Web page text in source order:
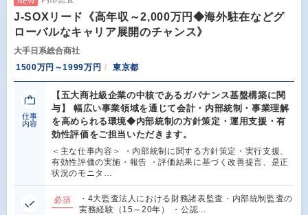
J-SOXリード《高年収～2,000万円◆海外駐在などグ
ローバルなキャリア展開のチャンス》
大手日系総合商社
1500万円～1999万円
東京都
仕事
内容
【五大商社級企業の中核であるガバナンス基盤構築に関
与】 幅広い事業領域を通じて会計・内部統制・事業理解
を高められる環境◆内部統制の方針策定・運用支援・有
効性評価をご担当いただきます。
＜主な仕事内容＞ ・内部統制に関する方針策定・実行支援、
有効性評価の実施・報告 ・評価結果に基づく改善提言、是正
状況のモニタ…
必須
・4大監査法人における財務諸表監査・内部統制監査の
実務経験（15～20年） ・公認…